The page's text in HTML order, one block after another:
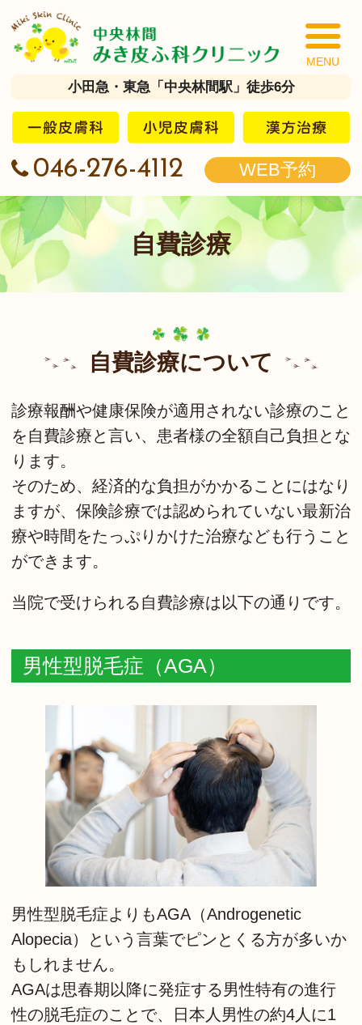
小田急・東急「中央林間駅」徒歩6分
046-276-4112 WEB予約
自費診療
自費診療について
診療報酬や健康保険が適用されない診療のこと
を自費診療と言い、患者様の全額自己負担とな
ります。
そのため、経済的な負担がかかることにはなり
ますが、保険診療では認められていない最新治
療や時間をたっぷりかけた治療なども行うこと
ができます。
当院で受けられる自費診療は以下の通りです。
男性型脱毛症（AGA）
男性型脱毛症よりもAGA（Androgenetic
Alopecia）という言葉でピンとくる方が多いか
もしれません。
AGAは思春期以降に発症する男性特有の進行
性の脱毛症のことで、日本人男性の約4人に1